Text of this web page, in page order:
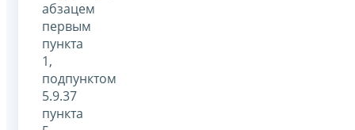
абзацем
первым
пункта
1,
подпунктом
5.9.37
пункта